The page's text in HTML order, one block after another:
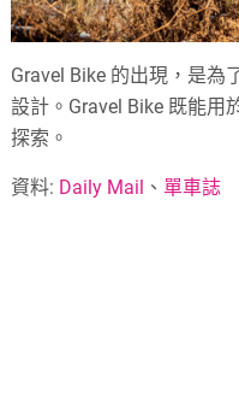
Gravel Bike 的出現，是為
設計。Gravel Bike 既能用
探索。
資料: Daily Mail 、 單車誌